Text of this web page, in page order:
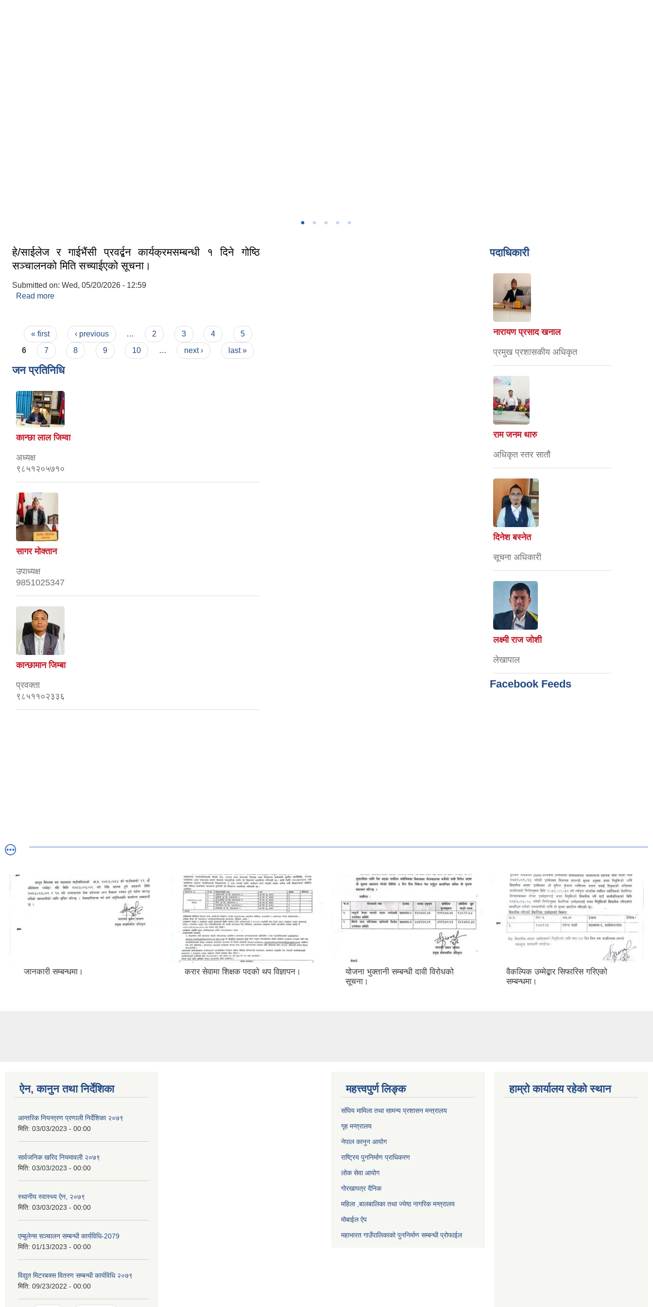
हे/साईलेज र गाईभैंसी प्रवर्द्बन कार्यक्रमसम्बन्धी १ दिने गोष्ठि
सञ्चालनको मिति सच्याईएको सूचना।
Submitted on: Wed, 05/20/2026 - 12:59
Read more
Pages
« first ‹ previous … 2 3 4
5
6
7 8 9 10 … next › last »
जन प्रतिनिधि
कान्छा लाल जिम्वा
अध्यक्ष
९८५१२०५७१०
सागर माेक्तान
उपाध्यक्ष
9851025347
कान्छामान जिम्बा
प्रवक्ता
९८५११०२३३६
पदाधिकारी
नारायण प्रसाद खनाल
प्रमुख प्रशासकीय अधिकृत
राम जनम थारु
अधिकृत स्तर सातौ
दिनेश बस्नेत
सूचना अधिकारी
लक्ष्मी राज जोशी
लेखापाल
Facebook Feeds
जानकारी सम्बन्धमा। करार सेवामा शिक्षक पदको थप विज्ञापन।
योजना भुक्तानी सम्बन्धी दावी विरोधको
सूचना।
वैकल्पिक उम्मेद्बार सिफारिस गरिएको
सम्बन्धमा।
ऐन, कानुन तथा निर्देशिका
आन्तरिक नियन्त्रण प्रणाली निर्देशिका २०७९
मिति: 03/03/2023 - 00:00
सार्वजनिक खरिद नियमावली २०७९
मिति: 03/03/2023 - 00:00
स्थानीय स्वास्थ्य ऐन, २०७९
मिति: 03/03/2023 - 00:00
एम्बुलेन्स सञ्चालन सम्बन्धी कार्यविधि-2079
मिति: 01/13/2023 - 00:00
विद्युत मिटरबक्स वितरण सम्बन्धी कार्यविधि २०७९
मिति: 09/23/2022 - 00:00
महत्त्वपुर्ण लिङ्क
संघिय मामिला तथा सामन्य प्रशासन मन्त्रालय
गृह मन्त्रालय
नेपाल कानुन आयोग
राष्ट्रिय पुननिर्माण प्राधिकरण
लोक सेवा आयोग
गोरखापत्र दैनिक
महिला ,बालबालिका तथा ज्येष्ठ नागरिक मन्त्रालय
मोबाईल ऐप
महाभारत गाउँपालिकाको पुननिर्माण सम्बन्धी प्रोफाईल
हाम्रो कार्यालय रहेको स्थान